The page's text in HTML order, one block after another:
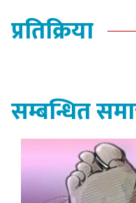
प्रतिक्रिया
सम्बन्धित